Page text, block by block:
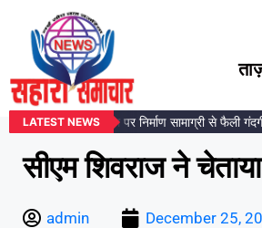
LATEST NEWS
प्रतिमा स्थल पर निर्माण सामाग्री से फैली गंदगी,
सीएम शिवराज ने
admin December 25,